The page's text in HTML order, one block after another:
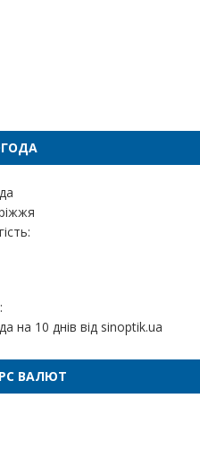
на 10 днів від sinoptik.ua
ВАЛЮТ